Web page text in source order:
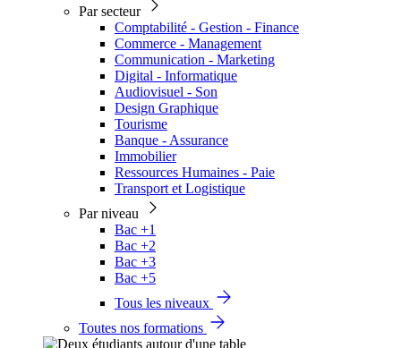
Par secteur
Comptabilité - Gestion - Finance
Commerce - Management
Communication - Marketing
Digital - Informatique
Audiovisuel - Son
Design Graphique
Tourisme
Banque - Assurance
Immobilier
Ressources Humaines - Paie
Transport et Logistique
Par niveau
Bac +1
Bac +2
Bac +3
Bac +5
Tous les niveaux
Toutes nos formations